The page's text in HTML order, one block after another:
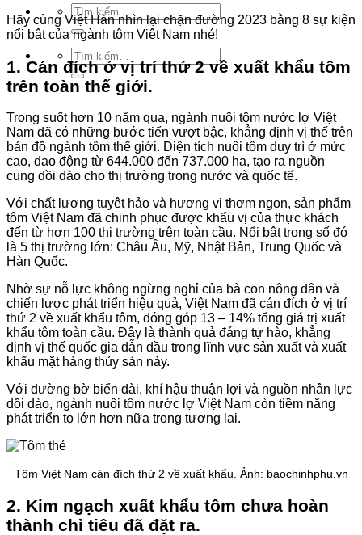
Tìm
kiếm:
Tìm
kiếm:
Hãy cùng Việt Hàn nhìn lại chặn đường 2023 bằng 8 sự kiện
nổi bật của ngành tôm Việt Nam nhé!
1. Cán đích ở vị trí thứ 2 về xuất khẩu tôm
trên toàn thế giới.
Trong suốt hơn 10 năm qua, ngành nuôi tôm nước lợ Việt
Nam đã có những bước tiến vượt bậc, khẳng định vị thế trên
bản đồ ngành tôm thế giới. Diện tích nuôi tôm duy trì ở mức
cao, dao động từ 644.000 đến 737.000 ha, tạo ra nguồn
cung dồi dào cho thị trường trong nước và quốc tế.
Với chất lượng tuyệt hảo và hương vị thơm ngon, sản phẩm
tôm Việt Nam đã chinh phục được khẩu vị của thực khách
đến từ hơn 100 thị trường trên toàn cầu. Nổi bật trong số đó
là 5 thị trường lớn: Châu Âu, Mỹ, Nhật Bản, Trung Quốc và
Hàn Quốc.
Nhờ sự nỗ lực không ngừng nghỉ của bà con nông dân và
chiến lược phát triển hiệu quả, Việt Nam đã cán đích ở vị trí
thứ 2 về xuất khẩu tôm, đóng góp 13 – 14% tổng giá trị xuất
khẩu tôm toàn cầu. Đây là thành quả đáng tự hào, khẳng
định vị thế quốc gia dẫn đầu trong lĩnh vực sản xuất và xuất
khẩu mặt hàng thủy sản này.
Với đường bờ biển dài, khí hậu thuận lợi và nguồn nhân lực
dồi dào, ngành nuôi tôm nước lợ Việt Nam còn tiềm năng
phát triển to lớn hơn nữa trong tương lai.
Tôm Việt Nam cán đích thứ 2 về xuất khẩu. Ảnh: baochinhphu.vn
2. Kim ngạch xuất khẩu tôm chưa hoàn
thành chỉ tiêu đã đặt ra.